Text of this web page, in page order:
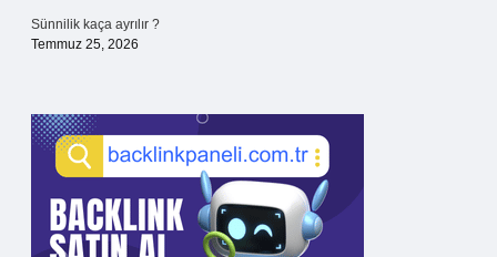
Sünnilik kaça ayrılır ?
Temmuz 25, 2026